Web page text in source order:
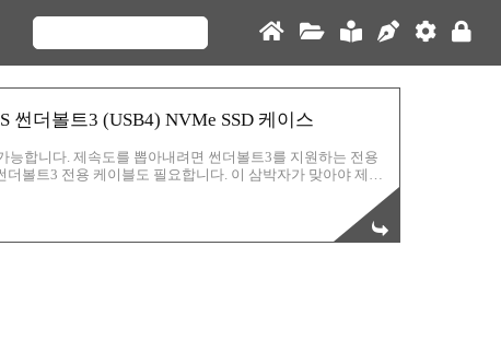
썬더볼트3 (USB4) NVMe SSD 케이스
합니다. 제속도를 뽑아내려면 썬더볼트3를 지원하는 전용
볼트3 전용 케이블도 필요합니다. 이 삼박자가 맞아야 제속
이스가 성능이 올라가는건 불가능 하기 때문이죠. 반면 성능
낮아질 수 있는 것입니다. ACASIS USB 4.0 SSD 케이스